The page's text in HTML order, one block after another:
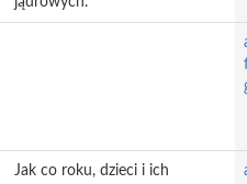
Jak co roku, dzieci i ich